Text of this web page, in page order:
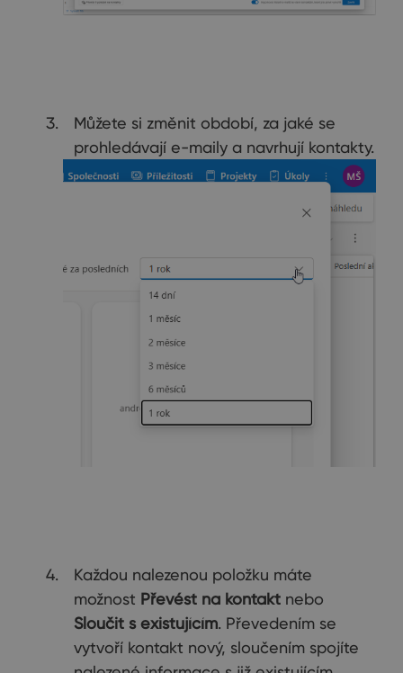
Můžete si změnit období, za jaké se
prohledávají e-maily a navrhují kontakty.
Každou nalezenou položku máte
možnost Převést na kontakt nebo
Sloučit s existujícím. Převedením se
vytvoří kontakt nový, sloučením spojíte